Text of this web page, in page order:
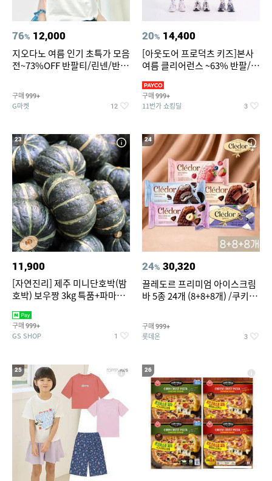
76% 12,000
지오다노 여름 인기 초특가 모음
전~73%OFF 반팔티/린넨/반바
구매 999+
G마켓 12
20% 14,400
[아웃도어 프로덕츠 키즈]본사
여름 클리어런스 ~63% 반팔/반
구매 999+
11번가 쇼킹딜 3
23
11,900
[자연진리] 제주 미니단호박(밤
호박) 보우짱 3kg 특품+파마산
구매 999+
GS SHOP 1
24
24% 30,320
끌레도르 프리미엄 아이스크림
바 5종 24개 (8+8+8개) /쿠키앤
구매 999+
롯데온 3
25 26